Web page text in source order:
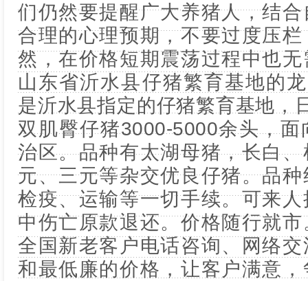
们仍然要提醒广大养猪人，结
合理的心理预期，不要过度压
然，在价格短期震荡过程中也
山东省沂水县仔猪繁育基地的
是沂水县指定的仔猪繁育基地，
双肌臀仔猪3000-5000余头，
治区。品种有太湖母猪，长白
元、三元等杂交优良仔猪。品
检疫、运输等一切手续。可来
中伤亡原款退还。价格随行就
全国新老客户电话咨询、网络
和最低廉的价格，让客户满意